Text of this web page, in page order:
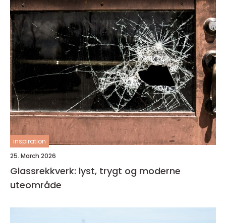
inspiration
25. March 2026
Glassrekkverk: lyst, trygt og moderne
uteområde